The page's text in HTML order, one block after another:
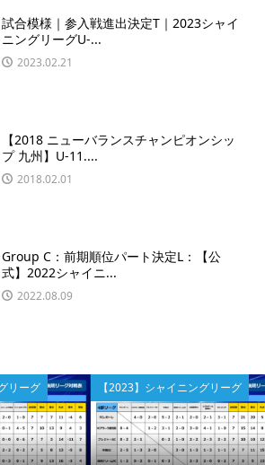
試合模様｜参入戦進出決定T｜2023シャイ
ニングリーグU-...
2023.02.21
【2018 ニューバランスチャンピオンシッ
プ 九州】U-11....
2018.02.01
Group C：前期順位パート決定L：【公
式】2022シャイニ...
2022.08.09
【2023】シャイニングリーグ